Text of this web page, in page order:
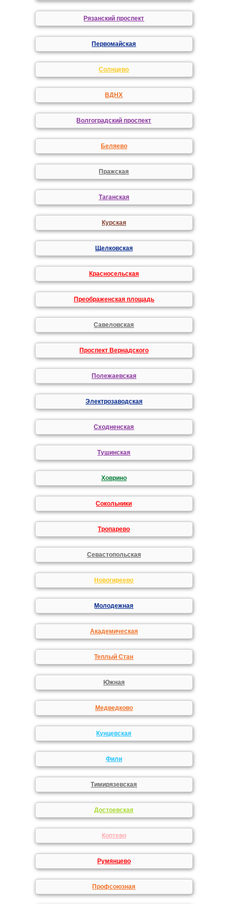
Рязанский проспект
Первомайская
Солнцево
ВДНХ
Волгоградский проспект
Беляево
Пражская
Таганская
Курская
Щелковская
Красносельская
Преображенская площадь
Савеловская
Проспект Вернадского
Полежаевская
Электрозаводская
Сходненская
Тушинская
Ховрино
Сокольники
Тропарево
Севастопольская
Новогиреево
Молодежная
Академическая
Теплый Стан
Южная
Медведково
Кунцевская
Фили
Тимирязевская
Достоевская
Коптево
Румянцево
Профсоюзная